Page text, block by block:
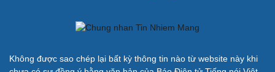
Không được sao chép lại bất kỳ thông tin nào từ website này khi